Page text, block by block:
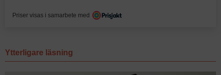
Priser visas i samarbete med
Ytterligare läsning